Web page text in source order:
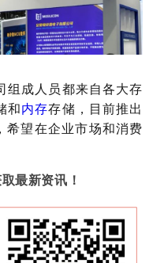
组成人员都来自各大存
和内存存储，目前推出
，希望在企业市场和消费
最新资讯！